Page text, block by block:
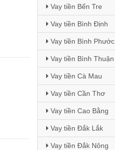
Vay tiền Bến Tre
Vay tiền Bình Định
Vay tiền Bình Phước
Vay tiền Bình Thuận
Vay tiền Cà Mau
Vay tiền Cần Thơ
Vay tiền Cao Bằng
Vay tiền Đắk Lắk
Vay tiền Đắk Nông